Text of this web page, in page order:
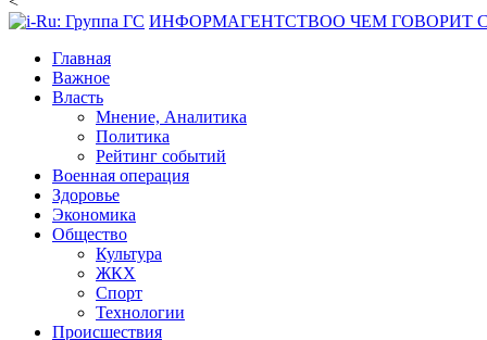
ИНФОРМАГЕНТСТВОО ЧЕМ ГОВОРИТ
Главная
Важное
Власть
Мнение, Аналитика
Политика
Рейтинг событий
Военная операция
Здоровье
Экономика
Общество
Культура
ЖКХ
Спорт
Технологии
Происшествия